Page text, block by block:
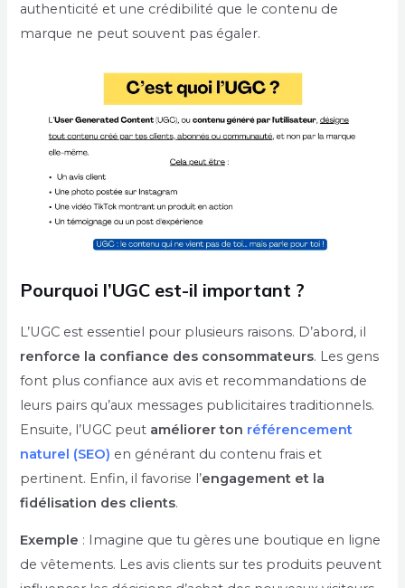
authenticité et une crédibilité que le contenu de
marque ne peut souvent pas égaler.
Pourquoi l’UGC est-il important ?
L’UGC est essentiel pour plusieurs raisons. D’abord, il
renforce la confiance des consommateurs. Les gens
font plus confiance aux avis et recommandations de
leurs pairs qu’aux messages publicitaires traditionnels.
Ensuite, l’UGC peut améliorer ton référencement
naturel (SEO) en générant du contenu frais et
pertinent. Enfin, il favorise l’engagement et la
fidélisation des clients.
Exemple : Imagine que tu gères une boutique en ligne
de vêtements. Les avis clients sur tes produits peuvent